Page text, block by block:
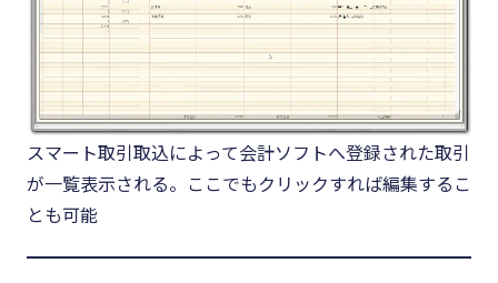
スマート取引取込によって会計ソフトへ登録された取引
が一覧表示される。ここでもクリックすれば編集するこ
とも可能